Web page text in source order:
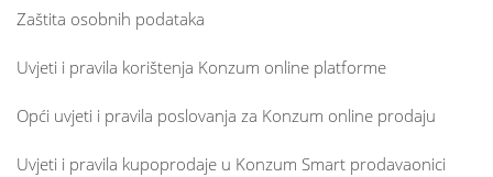
Zaštita osobnih podataka
Uvjeti i pravila korištenja Konzum online platforme
Opći uvjeti i pravila poslovanja za Konzum online prodaju
Uvjeti i pravila kupoprodaje u Konzum Smart prodavaonici